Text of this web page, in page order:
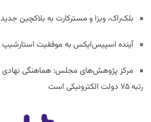
بلک‌راک، ویزا و مسترکارت به بلاکچین
آینده اسپیس‌ایکس به موفقیت
مرکز پژوهش‌های مجلس: هماهنگی نهادی
رتبه ۷۵ دولت الکترونیکی است